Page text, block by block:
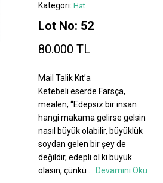
Kategori: Hat
Lot No: 52
80.000 TL
Mail Talik Kıt’a
Ketebeli eserde Farsça,
mealen; “Edepsiz bir insan
hangi makama gelirse gelsin
nasıl büyük olabilir, büyüklük
soydan gelen bir şey de
değildir, edepli ol ki büyük
olasın, çünkü ... Devamını Oku